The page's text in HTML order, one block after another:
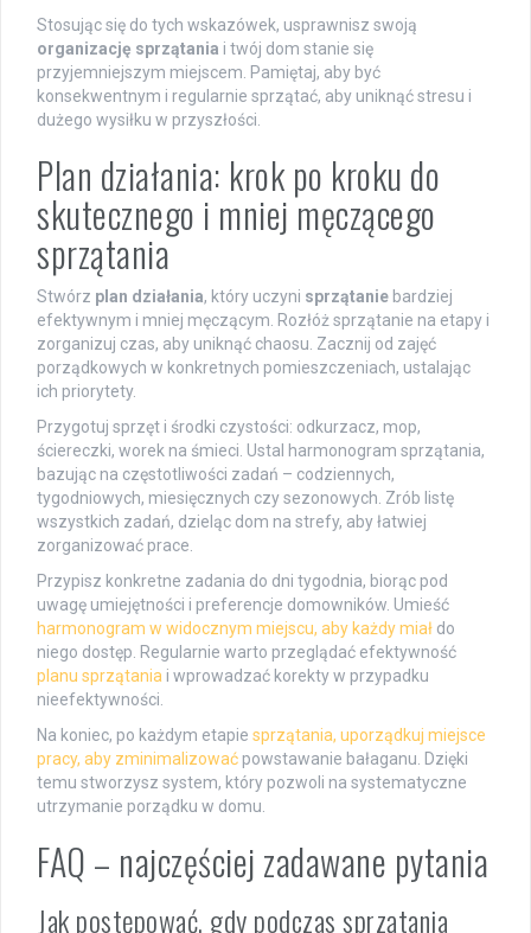
Stosując się do tych wskazówek, usprawnisz swoją
organizację sprzątania i twój dom stanie się
przyjemniejszym miejscem. Pamiętaj, aby być
konsekwentnym i regularnie sprzątać, aby uniknąć stresu i
dużego wysiłku w przyszłości.
Plan działania: krok po kroku do
skutecznego i mniej męczącego
sprzątania
Stwórz plan działania, który uczyni sprzątanie bardziej
efektywnym i mniej męczącym. Rozłóż sprzątanie na etapy i
zorganizuj czas, aby uniknąć chaosu. Zacznij od zajęć
porządkowych w konkretnych pomieszczeniach, ustalając
ich priorytety.
Przygotuj sprzęt i środki czystości: odkurzacz, mop,
ściereczki, worek na śmieci. Ustal harmonogram sprzątania,
bazując na częstotliwości zadań – codziennych,
tygodniowych, miesięcznych czy sezonowych. Zrób listę
wszystkich zadań, dzieląc dom na strefy, aby łatwiej
zorganizować prace.
Przypisz konkretne zadania do dni tygodnia, biorąc pod
uwagę umiejętności i preferencje domowników. Umieść
harmonogram w widocznym miejscu, aby każdy miał do
niego dostęp. Regularnie warto przeglądać efektywność
planu sprzątania i wprowadzać korekty w przypadku
nieefektywności.
Na koniec, po każdym etapie sprzątania, uporządkuj miejsce
pracy, aby zminimalizować powstawanie bałaganu. Dzięki
temu stworzysz system, który pozwoli na systematyczne
utrzymanie porządku w domu.
FAQ – najczęściej zadawane pytania
Jak postępować, gdy podczas sprzątania